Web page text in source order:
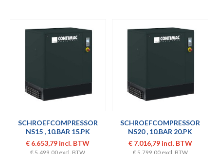
SCHROEFCOMPRESSOR
NS15 , 10.BAR 15.PK
€ 6.653,79 incl. BTW
€ 5.499,00 excl. BTW
SCHROEFCOMPRESSOR
NS20 , 10.BAR 20.PK
€ 7.016,79 incl. BTW
€ 5.799,00 excl. BTW